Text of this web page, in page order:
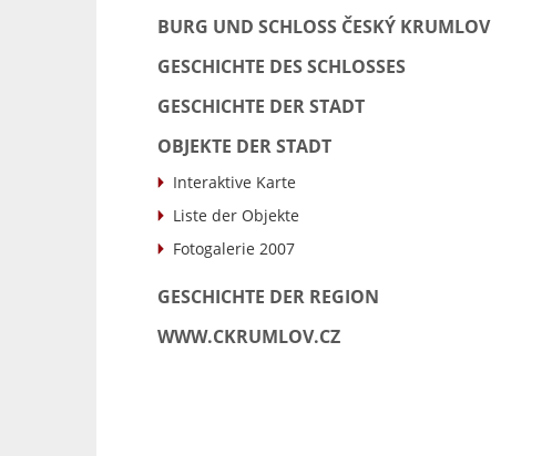
BURG UND SCHLOSS ČESKÝ KRUMLOV
GESCHICHTE DES SCHLOSSES
GESCHICHTE DER STADT
OBJEKTE DER STADT
Interaktive Karte
Liste der Objekte
Fotogalerie 2007
GESCHICHTE DER REGION
WWW.CKRUMLOV.CZ